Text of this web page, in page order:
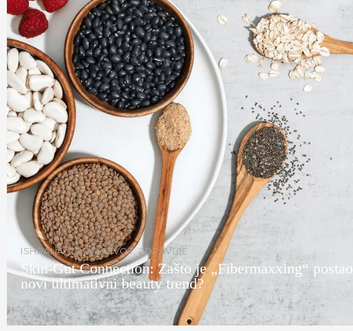
ISHRANA,ZDRAV ŽIVOT,ZDRAVLJE
Skin-Gut Connection: Zašto je „Fibermaxxing“ postao
novi ultimativni beauty trend?